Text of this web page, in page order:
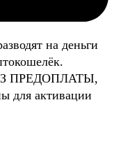
на деньги
ПРЕДОПЛАТЫ,
для активации